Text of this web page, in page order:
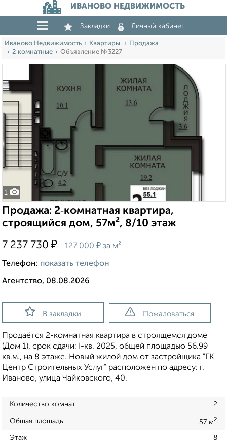
ИВАНОВО НЕДВИЖИМОСТЬ
Закладки Личный кабинет
Иваново Недвижимость Квартиры
Продажа
2‑комнатные
Объявление №3227
1
Продажа: 2‑комнатная квартира,
строящийся дом, 57м², 8/10 этаж
7 237 730 ₽ 127 000 ₽ за м²
Телефон: показать телефон
Агентство, 08.08.2026
В закладки Пожаловаться
Продаётся 2-комнатная квартира в строящемся доме
(Дом 1), срок сдачи: I-кв. 2025, общей площадью 56.99
кв.м., на 8 этаже. Новый жилой дом от застройщика "ГК
Центр Строительных Услуг" расположен по адресу: г.
Иваново, улица Чайковского, 40.
Количество комнат 2
Общая площадь 57 м2
Этаж 8